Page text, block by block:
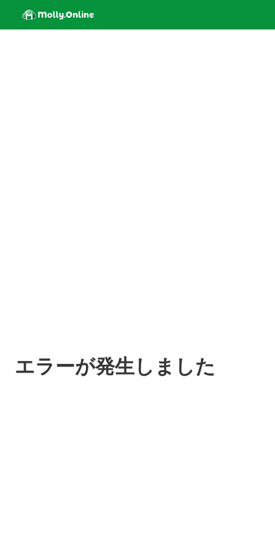
エラーが発生しました